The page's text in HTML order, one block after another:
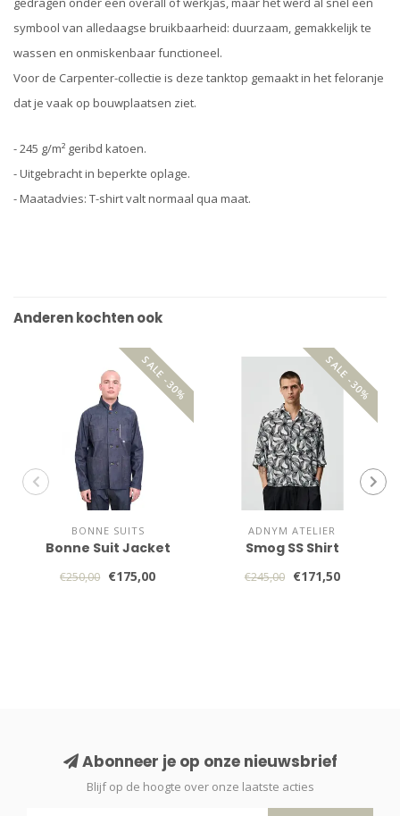
symbool van alledaagse bruikbaarheid: duurzaam, gemakkelijk te
wassen en onmiskenbaar functioneel.
Voor de Carpenter-collectie is deze tanktop gemaakt in het feloranje
dat je vaak op bouwplaatsen ziet.
- 245 g/m² geribd katoen.
- Uitgebracht in beperkte oplage.
- Maatadvies: T-shirt valt normaal qua maat.
Anderen kochten ook
SALE -30%
BONNE SUITS
Bonne Suit Jacket
€250,00 €175,00
SALE -30%
ADNYM ATELIER
Smog SS Shirt
€245,00 €171,50
Abonneer je op onze nieuwsbrief
Blijf op de hoogte over onze laatste acties